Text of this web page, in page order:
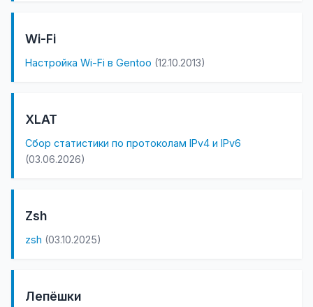
Wi-Fi
Настройка Wi-Fi в Gentoo (12.10.2013)
XLAT
Сбор статистики по протоколам IPv4 и IPv6
(03.06.2026)
Zsh
zsh (03.10.2025)
Лепёшки